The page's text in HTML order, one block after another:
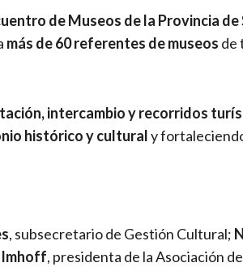
de Museos de la Provincia de
más de 60 referentes de museos de
intercambio y recorridos
histórico y culturaly
, subsecretario de Gestión Cultural;
, presidenta de la Asociación